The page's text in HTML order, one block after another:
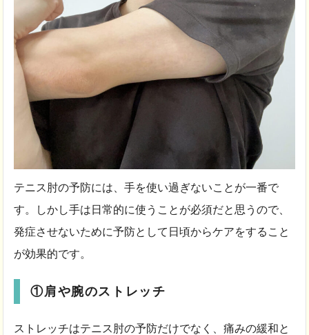
テニス肘の予防には、手を使い過ぎないことが一番で
す。しかし手は日常的に使うことが必須だと思うので、
発症させないために予防として日頃からケアをすること
が効果的です。
①肩や腕のストレッチ
ストレッチはテニス肘の予防だけでなく、痛みの緩和と